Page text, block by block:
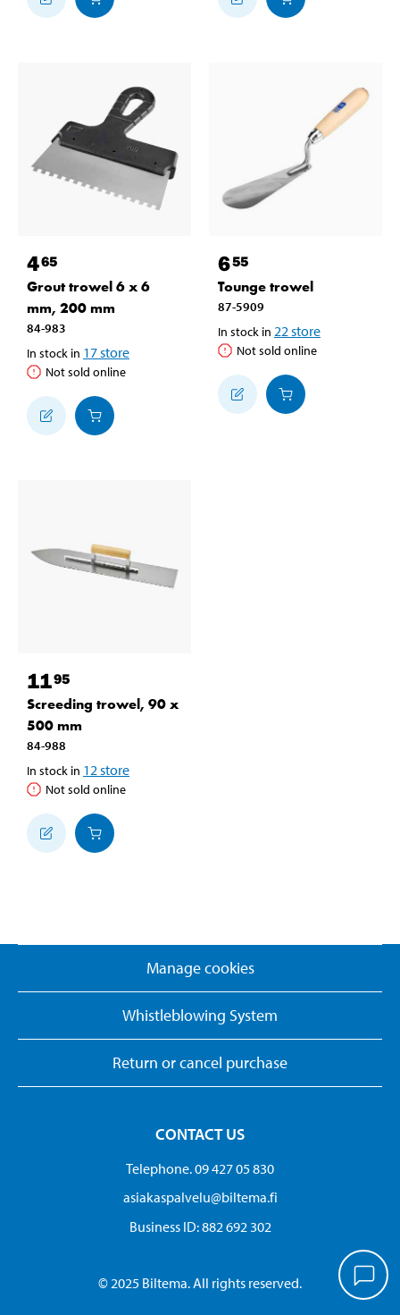
465
Grout trowel 6 x 6
mm, 200 mm
84-983
In stock in 17store
Not sold online
655
Tounge trowel
87-5909
In stock in 22 store
Not sold online
1195
Screeding trowel, 90 x
500 mm
84-988
In stock in 12 store
Not sold online
Manage cookies
Whistleblowing System
Return or cancel purchase
CONTACT US
Telephone. 09 427 05 830
asiakaspalvelu@biltema.fi
Business ID:​ 882 692 302
© 2025 Biltema. All rights reserved.